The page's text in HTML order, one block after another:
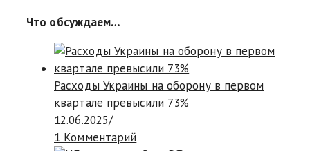
Что обсуждаем…
Расходы Украины на оборону в первом
квартале превысили 73%
12.06.2025/
1 Комментарий